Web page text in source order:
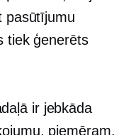
pasūtījumu
tiek ģenerēts
ir jebkāda
piemēram,